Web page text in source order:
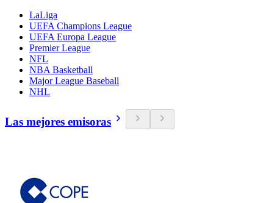
LaLiga
UEFA Champions League
UEFA Europa League
Premier League
NFL
NBA Basketball
Major League Baseball
NHL
Las mejores emisoras